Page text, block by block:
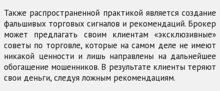
Также распространенной практикой является создание
фальшивых торговых сигналов и рекомендаций. Брокер
может предлагать своим клиентам «эксклюзивные»
советы по торговле, которые на самом деле не имеют
никакой ценности и лишь направлены на дальнейшее
обогащение мошенников. В результате клиенты теряют
свои деньги, следуя ложным рекомендациям.